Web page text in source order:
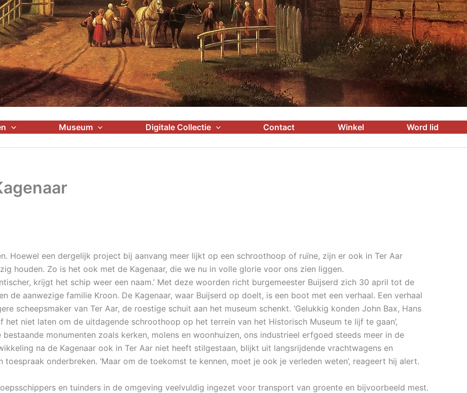
Museum Digitale Collectie Contact Winkel Word lid
Hoewel een dergelijk project bij aanvang meer lijkt op een schroothoop of ruïne, zijn er ook in Ter Aar
houden. Zo is het ook met de Kagenaar, die we nu in volle glorie voor ons zien liggen.
krijgt het schip weer een naam.’ Met deze woorden richt burgemeester Buijserd zich 30 april tot de
de aanwezige familie Kroon. De Kagenaar, waar Buijserd op doelt, is een boot met een verhaal. Een verhaal
scheepsmaker van Ter Aar, de roestige schuit aan het museum schenkt. ‘Gelukkig konden John Bax, Hans
het niet laten om de uitdagende schroothoop op het terrein van het Historisch Museum te lijf te gaan’,
monumenten zoals kerken, molens en woonhuizen, ons industrieel erfgoed steeds meer in de
na de Kagenaar ook in Ter Aar niet heeft stilgestaan, blijkt uit langsrijdende vrachtwagens en
onderbreken. ‘Maar om de toekomst te kennen, moet je ook je verleden weten’, reageert hij alert.
en tuinders in de omgeving veelvuldig ingezet voor transport van groente en bijvoorbeeld mest.